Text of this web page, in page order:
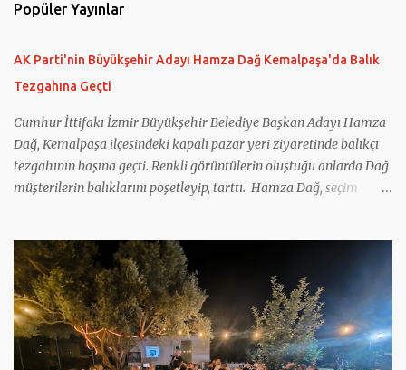
r
Popüler Yayınlar
AK Parti'nin Büyükşehir Adayı Hamza Dağ Kemalpaşa'da Balık
Tezgahına Geçti
Cumhur İttifakı İzmir Büyükşehir Belediye Başkan Adayı Hamza
Dağ, Kemalpaşa ilçesindeki kapalı pazar yeri ziyaretinde balıkçı
tezgahının başına geçti. Renkli görüntülerin oluştuğu anlarda Dağ
müşterilerin balıklarını poşetleyip, tarttı. Hamza Dağ, seçim
merkezini ziyaret etti. Daha sonra ilçenin işlek caddelerinde esnafı
ziyaret etti. Esnafla sohbet eden Dağ, onların taleplerini dinledi.
Daha sonra kapalı pazar yerini dolaşan Dağ, esnafa hayırlı ve bol
kazançlar diledi. Vatandaşların taleplerini de not alan Dağ,
çocuklarla da fotoğraf çektirdi. Hamza Dağ ve Cumhur İttifakı
Kemalpaşa Belediye Başkan Adayı Galip Atar, pazar yerindeki bir